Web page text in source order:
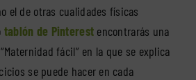
el de otras cualidades físicas
tablón de Pinterest encontrarás una
fácil” en la que se explica
se puede hacer en cada